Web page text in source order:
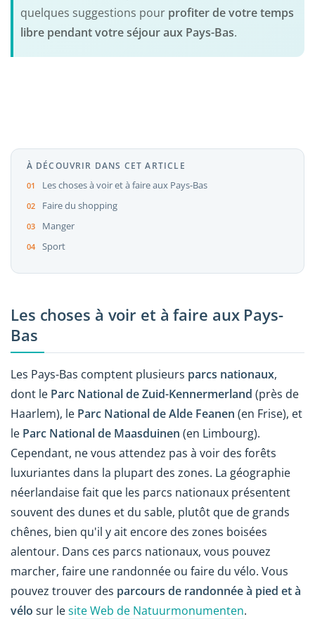
quelques suggestions pour profiter de votre temps
libre pendant votre séjour aux Pays-Bas.
À DÉCOUVRIR DANS CET ARTICLE
Les choses à voir et à faire aux Pays-Bas
Faire du shopping
Manger
Sport
Les choses à voir et à faire aux Pays-
Bas
Les Pays-Bas comptent plusieurs parcs nationaux,
dont le Parc National de Zuid-Kennermerland (près de
Haarlem), le Parc National de Alde Feanen (en Frise), et
le Parc National de Maasduinen (en Limbourg).
Cependant, ne vous attendez pas à voir des forêts
luxuriantes dans la plupart des zones. La géographie
néerlandaise fait que les parcs nationaux présentent
souvent des dunes et du sable, plutôt que de grands
chênes, bien qu'il y ait encore des zones boisées
alentour. Dans ces parcs nationaux, vous pouvez
marcher, faire une randonnée ou faire du vélo. Vous
pouvez trouver des parcours de randonnée à pied et à
vélo sur lesite Web de Natuurmonumenten.